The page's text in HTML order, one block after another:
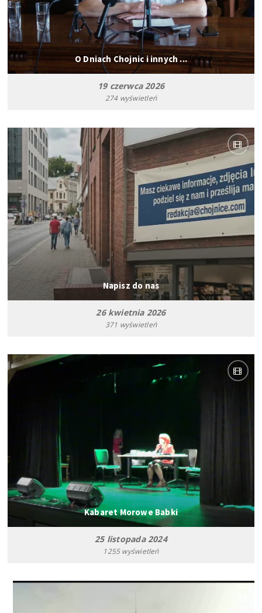
O Dniach Chojnic i innych ...
19 czerwca 2026
274 wyświetleń
Napisz do nas
26 kwietnia 2026
371 wyświetleń
Kabaret Morowe Babki
25 listopada 2024
1255 wyświetleń